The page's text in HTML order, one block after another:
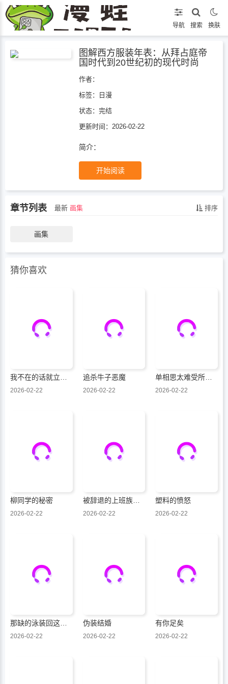
导航 搜索 换肤
图解西方服装年表：从拜占庭帝
国时代到20世纪初的现代时尚
作者：
标签： 日漫
状态： 完结
更新时间：2026-02-22
简介：
开始阅读
章节列表 最新 画集 排序
画集
猜你喜欢
我不在的话就立刻××的儚木香澄
2026-02-22
追杀牛子恶魔
2026-02-22
单相思太难受所以搞消失，结果被病娇化的丈夫逮着了
2026-02-22
柳同学的秘密
2026-02-22
被辞退的上班族与毛茸茸狸猫奇妙田间乡村美好治愈生活
2026-02-22
塑料的愤怒
2026-02-22
那缺的泳装回这块谁给我补啊
2026-02-22
伪装结婚
2026-02-22
有你足矣
2026-02-22